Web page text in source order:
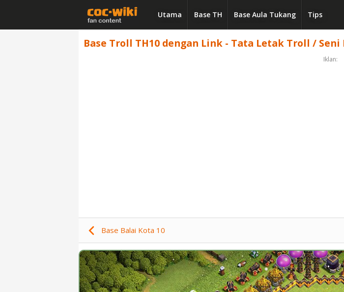
Utama Base TH Base Aula Tukang Tips
Base Troll TH10 dengan Link - Tata Letak Troll / Seni
Iklan:
Base Balai Kota 10